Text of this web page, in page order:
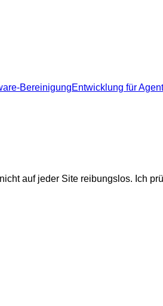
BereinigungEntwicklung für
auf jeder Site reibungslos. Ich